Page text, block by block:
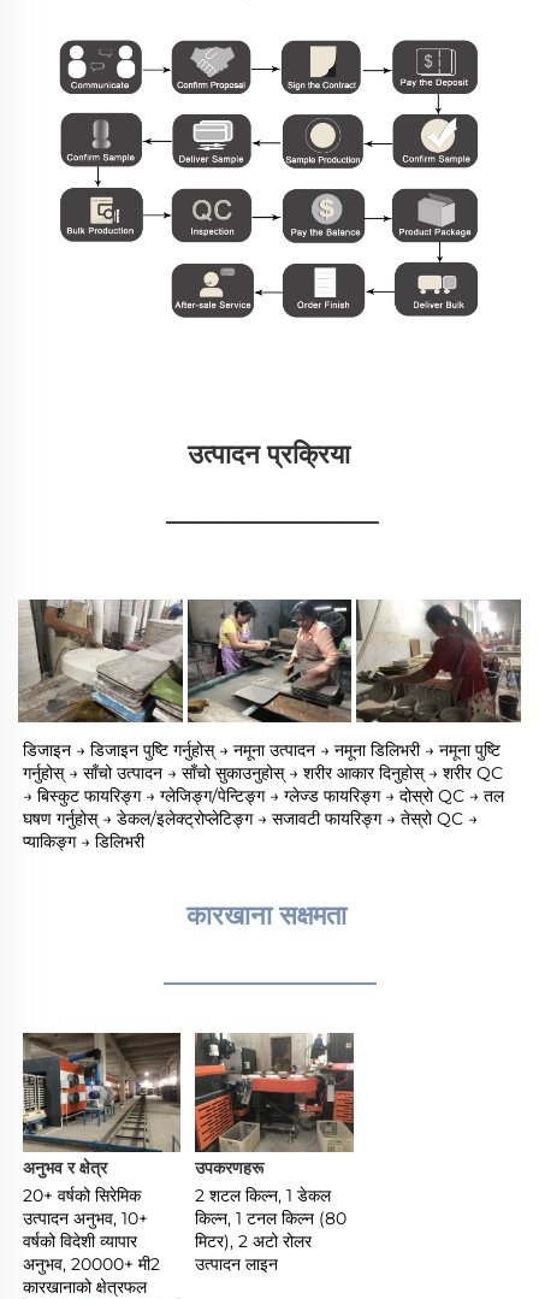
उत्पादन प्रक्रिया
________________
डिजाइन → डिजाइन पुष्टि गर्नुहोस् → नमूना उत्पादन → नमूना डिलिभरी → नमूना पुष्टि
गर्नुहोस् → साँचो उत्पादन → साँचो सुकाउनुहोस् → शरीर आकार दिनुहोस् → शरीर QC
→ बिस्कुट फायरिङ्ग → ग्लेजिङ्ग/पेन्टिङ्ग → ग्लेज्ड फायरिङ्ग → दोस्रो QC → तल
घषण गर्नुहोस् → डेकल/इलेक्ट्रोप्लेटिङ्ग → सजावटी फायरिङ्ग → तेस्रो QC →
प्याकिङ्ग → डिलिभरी
कारखाना सक्षमता
________________
अनुभव र क्षेत्र
20+ वर्षको सिरेमिक
उत्पादन अनुभव, 10+
वर्षको विदेशी व्यापार
अनुभव, 20000+ मी2
कारखानाको क्षेत्रफल
उपकरणहरू
2 शटल किल्न, 1 डेकल
किल्न, 1 टनल किल्न (80
मिटर), 2 अटो रोलर
उत्पादन लाइन